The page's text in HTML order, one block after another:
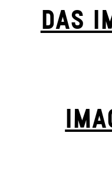
DAS